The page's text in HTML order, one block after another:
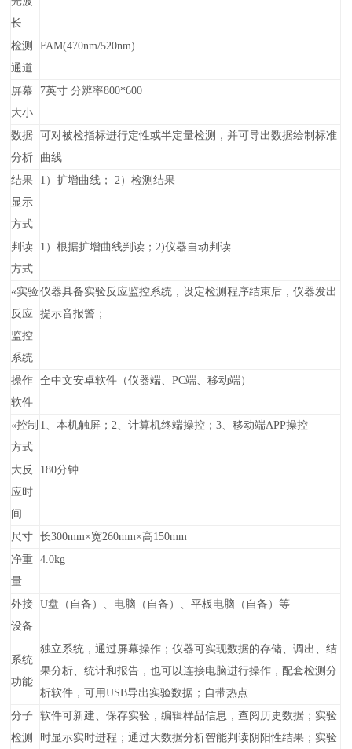
长
检测
通道
FAM(470nm/520nm)
屏幕
大小
7英寸 分辨率800*600
数据
分析
可对被检指标进行定性或半定量检测，并可导出数据绘制标准
曲线
结果
显示
方式
1）扩增曲线； 2）检测结果
判读
方式
1）根据扩增曲线判读；2)仪器自动判读
«实验
反应
监控
系统
仪器具备实验反应监控系统，设定检测程序结束后，仪器发出
提示音报警；
操作
软件
全中文安卓软件（仪器端、PC端、移动端）
«控制
方式
1、本机触屏；2、计算机终端操控；3、移动端APP操控
大反
应时
间
180分钟
尺寸
长300mm×宽260mm×高150mm
净重
量
4.0kg
外接
设备
U盘（自备）、电脑（自备）、平板电脑（自备）等
系统
功能
独立系统，通过屏幕操作；仪器可实现数据的存储、调出、结
果分析、统计和报告，也可以连接电脑进行操作，配套检测分
析软件，可用USB导出实验数据；自带热点
分子
检测
软件可新建、保存实验，编辑样品信息，查阅历史数据；实验
时显示实时进程；通过大数据分析智能判读阴阳性结果；实验